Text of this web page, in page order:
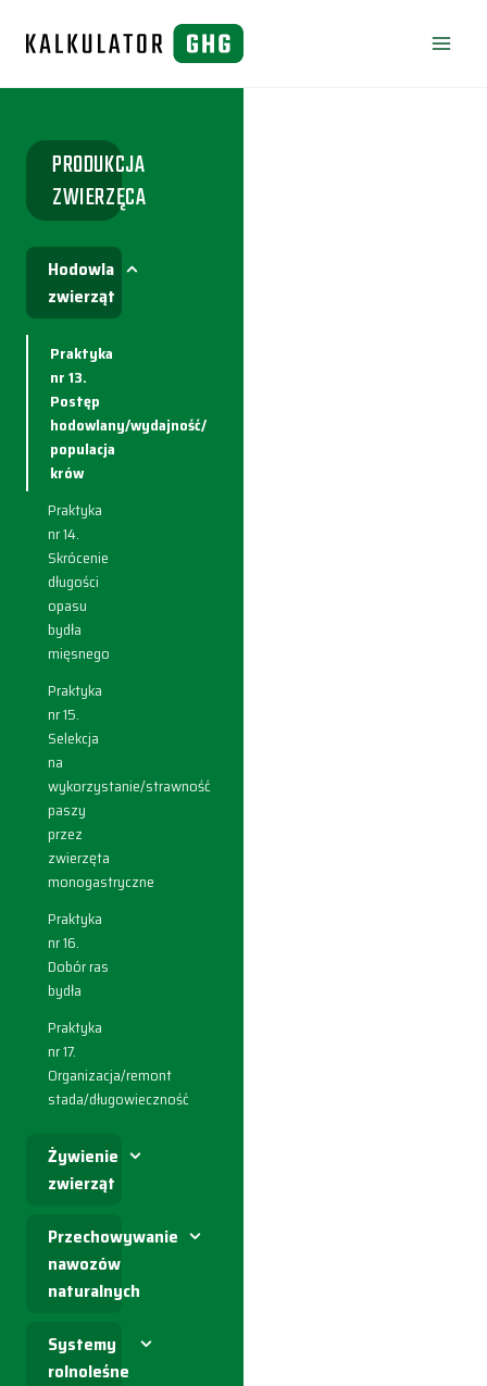
PRODUKCJA
ZWIERZĘCA
Hodowla
zwierząt
Praktyka
nr 13.
Postęp
hodowlany/wydajność/
populacja
krów
Praktyka
nr 14.
Skrócenie
długości
opasu
bydła
mięsnego
Praktyka
nr 15.
Selekcja
na
wykorzystanie/strawność
paszy
przez
zwierzęta
monogastryczne
Praktyka
nr 16.
Dobór ras
bydła
Praktyka
nr 17.
Organizacja/remont
stada/długowieczność
Żywienie
zwierząt
Przechowywanie
nawozów
naturalnych
Systemy
rolnoleśne